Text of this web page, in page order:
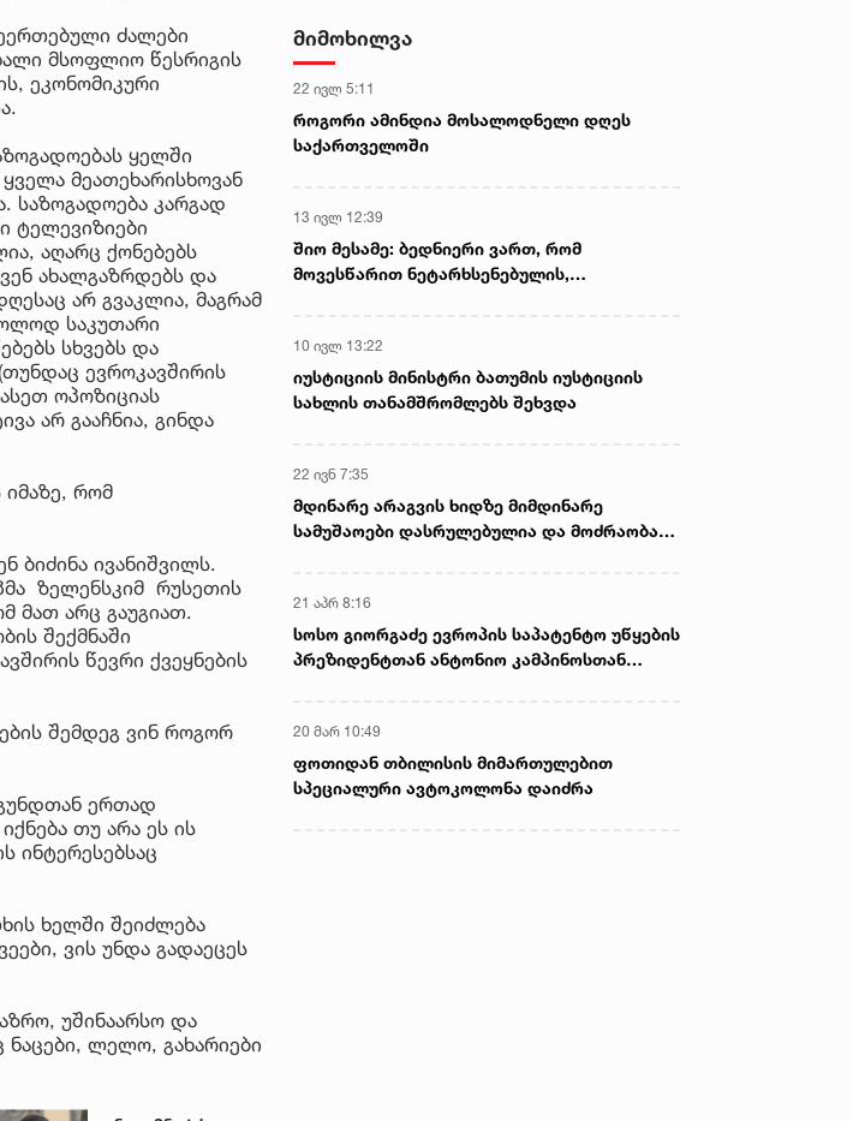
ძალები
მსოფლიო წესრიგის
ეკონომიკური
ყელში
მეათეხარისხოვან
საზოგადოება კარგად
ტელევიზიები
აღარც ქონებებს
ახალგაზრდებს და
არ გვაკლია, მაგრამ
საკუთარი
სხვებს და
ევროკავშირის
ოპოზიციას
არ გააჩნია, გინდა
რომ
ბიძინა ივანიშვილს.
ზელენსკიმ რუსეთის
მათ არც გაუგიათ.
შექმნაში
წევრი ქვეყნების
შემდეგ ვინ როგორ
ერთად
თუ არა ეს ის
ინტერესებსაც
ხელში შეიძლება
ვის უნდა გადაეცეს
უშინაარსო და
ნაცები, ლელო, გახარიები
დაკავშირებით საბოტაჟის
მიმოხილვა
22 ივლ 5:11
როგორი ამინდია მოსალოდნელი დღეს
საქართველოში
13 ივლ 12:39
შიო მესამე: ბედნიერი ვართ, რომ
მოვესწარით ნეტარხსენებულის,
10 ივლ 13:22
იუსტიციის მინისტრი ბათუმის იუსტიციის
სახლის თანამშრომლებს შეხვდა
22 ივნ 7:35
მდინარე არაგვის ხიდზე მიმდინარე
სამუშაოები დასრულებულია და მოძრაობა
21 აპრ 8:16
სოსო გიორგაძე ევროპის საპატენტო უწყების
პრეზიდენტთან ანტონიო კამპინოსთან
20 მარ 10:49
ფოთიდან თბილისის მიმართულებით
სპეციალური ავტოკოლონა დაიძრა